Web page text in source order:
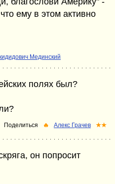
ему в этом активно
Мединский
полях был?
Поделиться 🔥 Алекс Грачев ★★
он попросит